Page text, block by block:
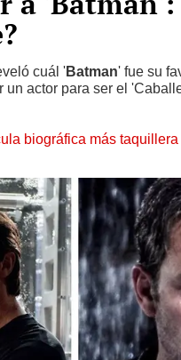
cuál 'Batman' fue su
actor para ser el
biográfica más